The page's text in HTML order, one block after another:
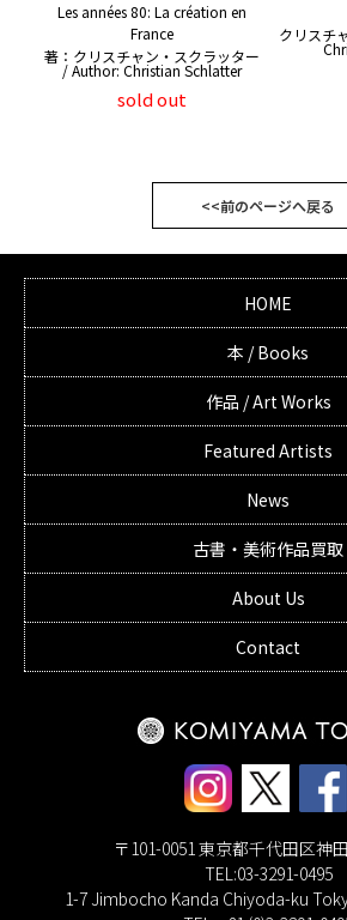
Les années 80: La création en
France
著：クリスチャン・スクラッター
/ Author: Christian Schlatter
sold out
クリスチ
<<前のページへ戻る
HOME
本 / Books
作品 / Art Works
Featured Artists
News
古書・美術作品買取
About Us
Contact
〒101-0051 東京都千代田区神
TEL:03-3291-0495
1-7 Jimbocho Kanda Chiyoda-ku